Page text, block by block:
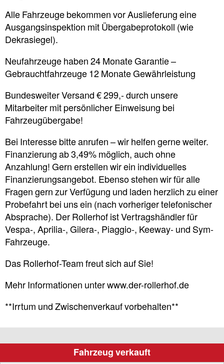
Alle Fahrzeuge bekommen vor Auslieferung eine
Ausgangsinspektion mit Übergabeprotokoll (wie
Dekrasiegel).
Neufahrzeuge haben 24 Monate Garantie –
Gebrauchtfahrzeuge 12 Monate Gewährleistung
Bundesweiter Versand € 299,- durch unsere
Mitarbeiter mit persönlicher Einweisung bei
Fahrzeugübergabe!
Bei Interesse bitte anrufen – wir helfen gerne weiter.
Finanzierung ab 3,49% möglich, auch ohne
Anzahlung! Gern erstellen wir ein individuelles
Finanzierungsangebot. Ebenso stehen wir für alle
Fragen gern zur Verfügung und laden herzlich zu einer
Probefahrt bei uns ein (nach vorheriger telefonischer
Absprache). Der Rollerhof ist Vertragshändler für
Vespa-, Aprilia-, Gilera-, Piaggio-, Keeway- und Sym-
Fahrzeuge.
Das Rollerhof-Team freut sich auf Sie!
Mehr Informationen unter www.der-rollerhof.de
**Irrtum und Zwischenverkauf vorbehalten**
Fahrzeug verkauft